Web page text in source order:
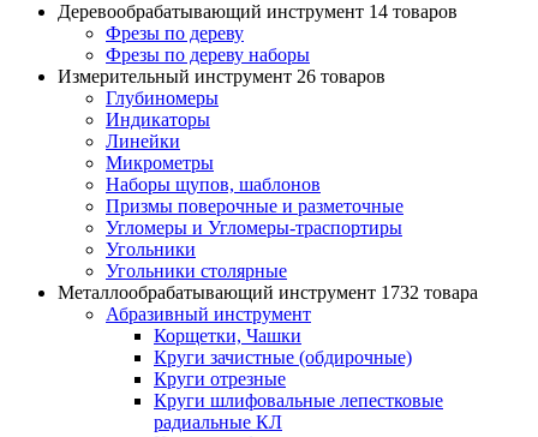
Деревообрабатывающий инструмент 14 товаров
Фрезы по дереву
Фрезы по дереву наборы
Измерительный инструмент 26 товаров
Глубиномеры
Индикаторы
Линейки
Микрометры
Наборы щупов, шаблонов
Призмы поверочные и разметочные
Угломеры и Угломеры-траспортиры
Угольники
Угольники столярные
Металлообрабатывающий инструмент 1732 товара
Абразивный инструмент
Корщетки, Чашки
Круги зачистные (обдирочные)
Круги отрезные
Круги шлифовальные лепестковые
радиальные КЛ